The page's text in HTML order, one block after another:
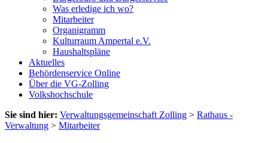
Was erledige ich wo?
Mitarbeiter
Organigramm
Kulturraum Ampertal e.V.
Haushaltspläne
Aktuelles
Behördenservice Online
Über die VG-Zolling
Volkshochschule
Sie sind hier: Verwaltungsgemeinschaft Zolling > Rathaus -
Verwaltung > Mitarbeiter